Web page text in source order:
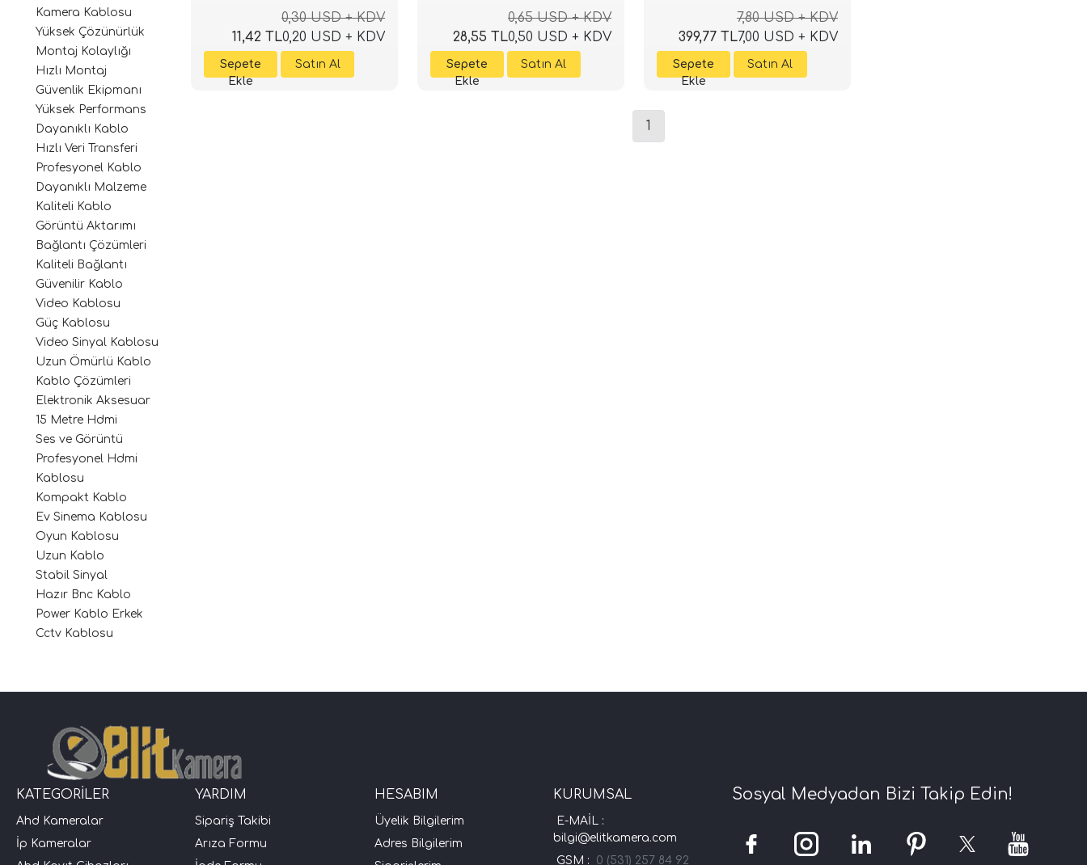
Kamera Kablosu
Yüksek Çözünürlük
Montaj Kolaylığı
Hızlı Montaj
Güvenlik Ekipmanı
Yüksek Performans
Dayanıklı Kablo
Hızlı Veri Transferi
Profesyonel Kablo
Dayanıklı Malzeme
Kaliteli Kablo
Görüntü Aktarımı
Bağlantı Çözümleri
Kaliteli Bağlantı
Güvenilir Kablo
Video Kablosu
Güç Kablosu
Video Sinyal Kablosu
Uzun Ömürlü Kablo
Kablo Çözümleri
Elektronik Aksesuar
15 Metre Hdmi
Ses ve Görüntü
Profesyonel Hdmi
Kablosu
Kompakt Kablo
Ev Sinema Kablosu
Oyun Kablosu
Uzun Kablo
Stabil Sinyal
Hazır Bnc Kablo
Power Kablo Erkek
Cctv Kablosu
0,30 USD + KDV
0,20 USD + KDV
11,42 TL
0,65 USD + KDV
0,50 USD + KDV
28,55 TL
7,80 USD + KDV
7,00 USD + KDV
399,77 TL
1
KATEGORİLER
Ahd Kameralar
İp Kameralar
YARDIM
Sipariş Takibi
Arıza Formu
HESABIM
Üyelik Bilgilerim
Adres Bilgilerim
KURUMSAL
E-MAİL :
bilgi@elitkamera.com
GSM : 0 (531) 257 84 92
Sosyal Medyadan Bizi Takip Edin!